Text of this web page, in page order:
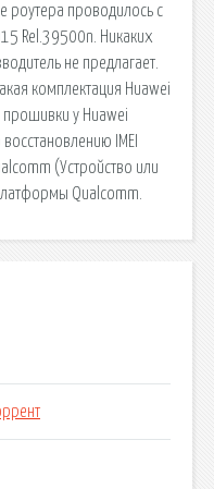
роутера проводилось с
Rel.39500n. Никаких
не предлагает.
комплектация Huawei
прошивки у Huawei
IMEI
(Устройство или
Qualcomm.